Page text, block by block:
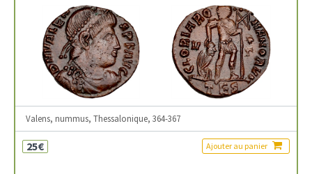
Valens, nummus, Thessalonique, 364-367
25€ Ajouter au panier